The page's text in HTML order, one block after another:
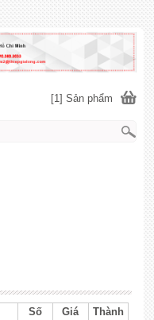
Số
Giá
Thành
[1] Sản phẩm